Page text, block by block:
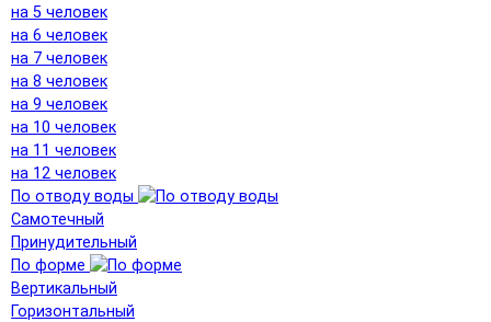
на 5 человек
на 6 человек
на 7 человек
на 8 человек
на 9 человек
на 10 человек
на 11 человек
на 12 человек
По отводу воды
Самотечный
Принудительный
По форме
Вертикальный
Горизонтальный